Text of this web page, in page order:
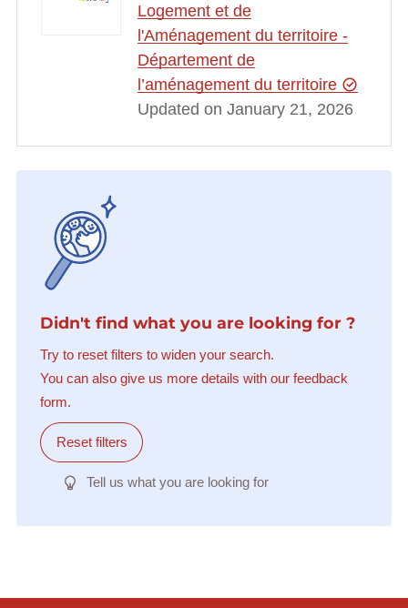
Logement et de
l'Aménagement du territoire -
Département de
l’aménagement du territoire
Updated on January 21, 2026
Didn't find what you are looking for ?
Try to reset filters to widen your search.
You can also give us more details with our feedback
form.
Reset filters
Tell us what you are looking for